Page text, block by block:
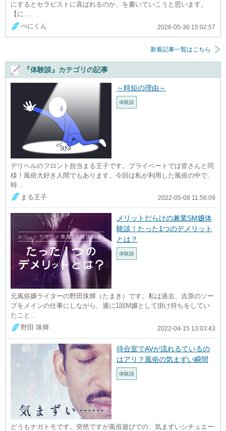
にするとセラピストに喜ばれるのか、を書いていこうと思います。
【に…
ぺにくん
2026-05-30 15:02:57
新着記事一覧はこちら
『体験談』カテゴリの記事
～時短の理由～
体験談
デリヘルのフロント担当まる王子です。プライベートでは皆さんと同
様！風俗大好き人間でもあります。今回は私が利用した風俗の中で、
時…
まる王子
2022-05-08 11:56:09
メリットだらけの兼業SM嬢体
験談！たった1つのデメリット
とは？
体験談
元風俗嬢ライターの野田珠輝（たまき）です。私は過去、吉原のソー
プをメインの仕事にしながら、週に1回M嬢として掛け持ちをしてい
たこと…
野田 珠輝
2022-04-15 13:03:43
待合室でAVが流れるているの
はアリ？風俗の気まずい瞬間
体験談
どうもナガトモです。突然ですが風俗遊びでの、気まずいシチュエー